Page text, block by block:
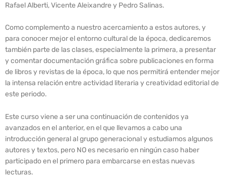
Rafael Alberti, Vicente Aleixandre y Pedro Salinas.
Como complemento a nuestro acercamiento a estos autores, y
para conocer mejor el entorno cultural de la época, dedicaremos
también parte de las clases, especialmente la primera, a presentar
y comentar documentación gráfica sobre publicaciones en forma
de libros y revistas de la época, lo que nos permitirá entender mejor
la intensa relación entre actividad literaria y creatividad editorial de
este periodo.
Este curso viene a ser una continuación de contenidos ya
avanzados en el anterior, en el que llevamos a cabo una
introducción general al grupo generacional y estudiamos algunos
autores y textos, pero NO es necesario en ningún caso haber
participado en el primero para embarcarse en estas nuevas
lecturas.